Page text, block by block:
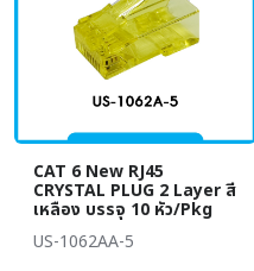
CAT 6 New RJ45
CRYSTAL PLUG 2 Layer สี
เหลือง บรรจุ 10 หัว/Pkg
US-1062AA-5